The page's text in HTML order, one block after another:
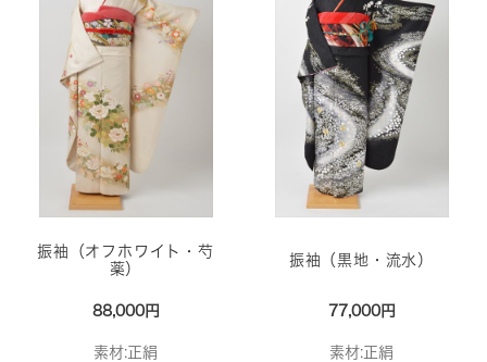
振袖（オフホワイト・芍
薬）
88,000円
素材:正絹
振袖（黒地・流水）
77,000円
素材:正絹